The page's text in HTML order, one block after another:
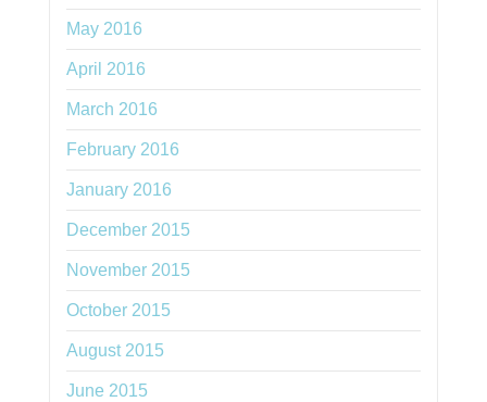
May 2016
April 2016
March 2016
February 2016
January 2016
December 2015
November 2015
October 2015
August 2015
June 2015